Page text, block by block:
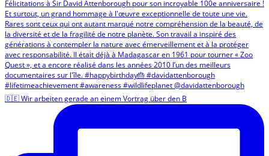
🇩🇪 Wir arbeiten gerade an einem Vortrag über den B